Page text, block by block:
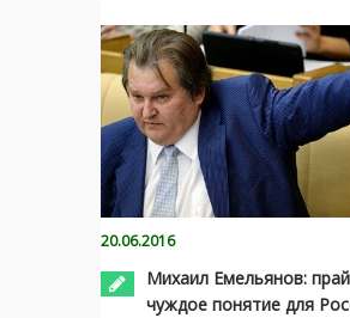
20.06.2016
Михаил Емельянов:
чуждое понятие для